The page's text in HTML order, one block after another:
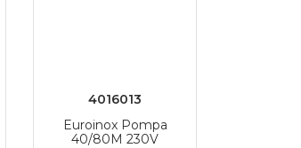
4016013
Euroinox Pompa
40/80M 230V